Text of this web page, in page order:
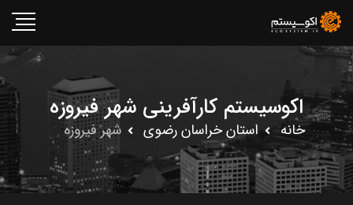
اکوسیستم کارآفرینی شهر فیروزه
خانه استان خراسان رضوى شهر فیروزه